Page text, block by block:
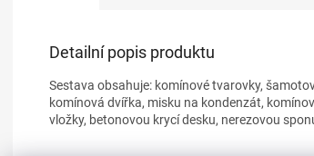
Detailní popis produktu
Sestava obsahuje: komínové tvarovky,
komínová dvířka, misku na kondenzát,
vložky, betonovou krycí desku, nerezovou